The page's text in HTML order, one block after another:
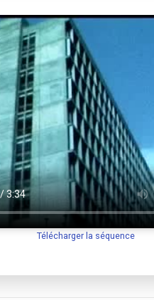
Télécharger la séquence